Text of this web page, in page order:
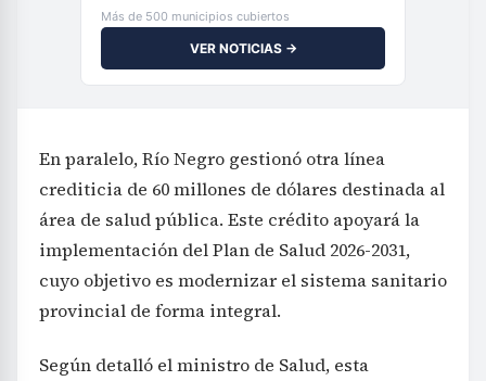
Más de 500 municipios cubiertos
VER NOTICIAS →
En paralelo, Río Negro gestionó otra línea
crediticia de 60 millones de dólares destinada al
área de salud pública. Este crédito apoyará la
implementación del Plan de Salud 2026-2031,
cuyo objetivo es modernizar el sistema sanitario
provincial de forma integral.
Según detalló el ministro de Salud, esta